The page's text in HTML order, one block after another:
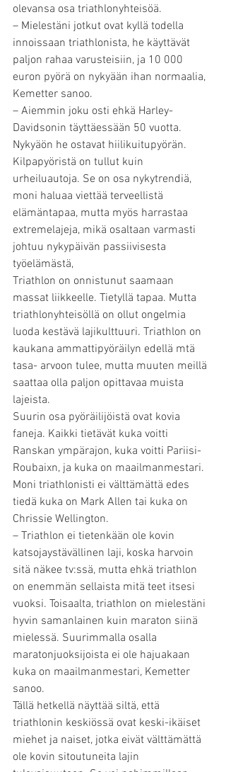
olevansa osa triathlonyhteisöä.
– Mielestäni jotkut ovat kyllä todella
innoissaan triathlonista, he käyttävät
paljon rahaa varusteisiin, ja 10 000
euron pyörä on nykyään ihan normaalia,
Kemetter sanoo.
– Aiemmin joku osti ehkä Harley-
Davidsonin täyttäessään 50 vuotta.
Nykyäön he ostavat hiilikuitupyörän.
Kilpapyöristä on tullut kuin
urheiluautoja. Se on osa nykytrendiä,
moni haluaa viettää terveellistä
elämäntapaa, mutta myös harrastaa
extremelajeja, mikä osaltaan varmasti
johtuu nykypäivän passiivisesta
työelämästä,
Triathlon on onnistunut saamaan
massat liikkeelle. Tietyllä tapaa. Mutta
triathlonyhteisöllä on ollut ongelmia
luoda kestävä lajikulttuuri. Triathlon on
kaukana ammattipyöräilyn edellä mtä
tasa- arvoon tulee, mutta muuten meillä
saattaa olla paljon opittavaa muista
lajeista.
Suurin osa pyöräilijöistä ovat kovia
faneja. Kaikki tietävät kuka voitti
Ranskan ympärajon, kuka voitti Pariisi-
Roubaixn, ja kuka on maailmanmestari.
Moni triathlonisti ei välttämättä edes
tiedä kuka on Mark Allen tai kuka on
Chrissie Wellington.
– Triathlon ei tietenkään ole kovin
katsojaystävällinen laji, koska harvoin
sitä näkee tv:ssä, mutta ehkä triathlon
on enemmän sellaista mitä teet itsesi
vuoksi. Toisaalta, triathlon on mielestäni
hyvin samanlainen kuin maraton siinä
mielessä. Suurimmalla osalla
maratonjuoksijoista ei ole hajuakaan
kuka on maailmanmestari, Kemetter
sanoo.
Tällä hetkellä näyttää siltä, että
triathlonin keskiössä ovat keski-ikäiset
miehet ja naiset, jotka eivät välttämättä
ole kovin sitoutuneita lajin